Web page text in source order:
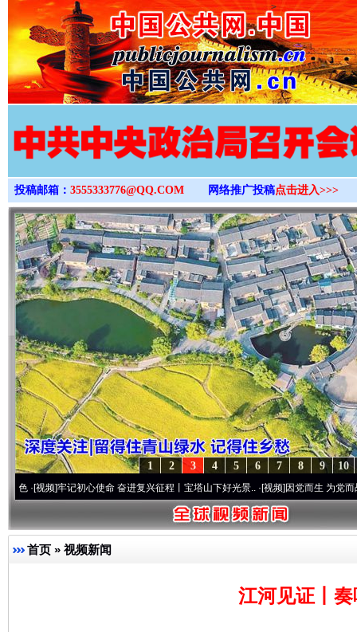
>
投稿邮箱： 3555333776@QQ.COM 网络推广投稿点击进入>>>
10
9
8
7
6
5
4
3
2
1
牢记初心使命 奋进复兴征程丨宝塔山下好光景..·[视频]因党而生 为党而战——百年“
首页 » 视频新闻
江河见证丨